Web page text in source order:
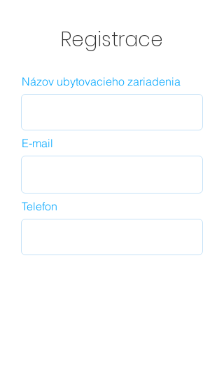
Registrace
Názov ubytovacieho zariadenia
E‑mail
Telefon